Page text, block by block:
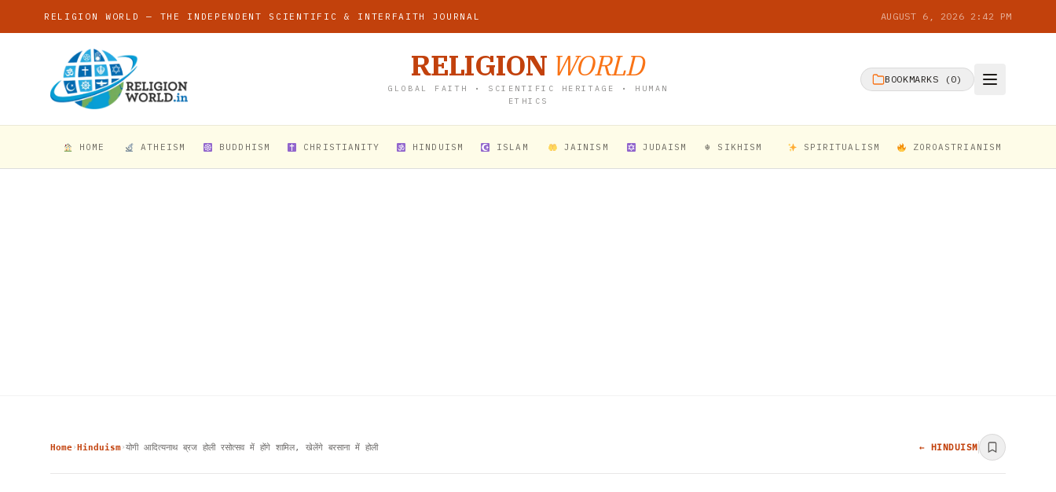
RELIGION WORLD — THE INDEPENDENT SCIENTIFIC & INTERFAITH JOURNAL AUGUST 6, 2026 2:42 PM
RELIGION WORLD
GLOBAL FAITH • SCIENTIFIC HERITAGE • HUMAN
ETHICS
BOOKMARKS ( 0)
HOME ATHEISM BUDDHISM CHRISTIANITY HINDUISM ISLAM JAINISM JUDAISM ☬ SIKHISM SPIRITUALISM ZOROASTRIANISM
Home›Hinduism›योगी आदित्यनाथ ब्रज होली रसोत्सव में होंगे शामिल, खेलेंगे बरसाना में होली ← HINDUISM